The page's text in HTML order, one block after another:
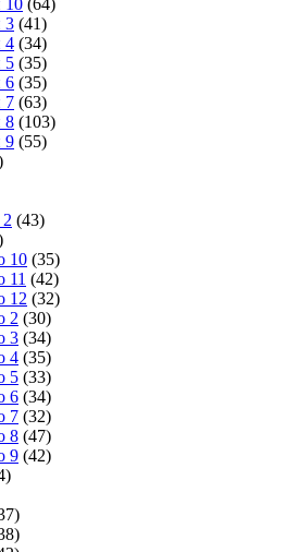
10 (64)
3 (41)
4 (34)
5 (35)
6 (35)
7 (63)
8 (103)
9 (55)
(43)
10 (35)
11 (42)
12 (32)
2 (30)
3 (34)
4 (35)
5 (33)
6 (34)
7 (32)
8 (47)
9 (42)